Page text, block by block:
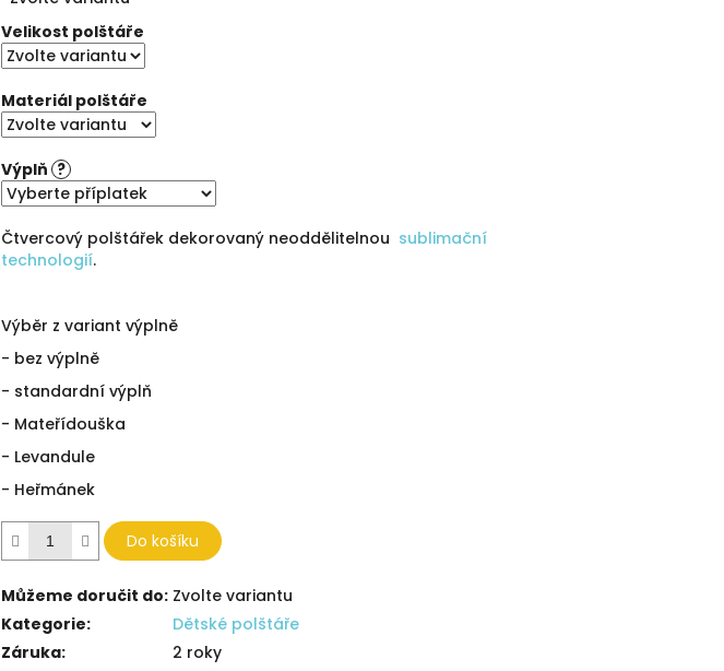
hvězdiček.
Velikost polštáře
Materiál polštáře
Výplň ?
Čtvercový polštářek dekorovaný neoddělitelnou sublimační
technologií.
Výběr z variant výplně
- bez výplně
- standardní výplň
- Mateřídouška
- Levandule
- Heřmánek
Do košíku
Můžeme doručit do: Zvolte variantu
Kategorie:
Dětské polštáře
Záruka: 2 roky